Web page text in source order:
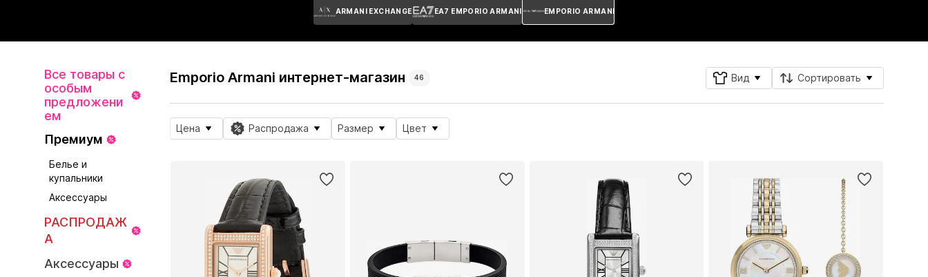
ARMANI EXCHANGE EA7 EMPORIO ARMANI EMPORIO ARMANI
Все товары с
особым
предложени
ем
Премиум
Белье и
купальники
Аксессуары
РАСПРОДАЖ
А
Аксессуары
Emporio Armani интернет-магазин 46 Вид Сортировать
Цена Распродажа Размер Цвет